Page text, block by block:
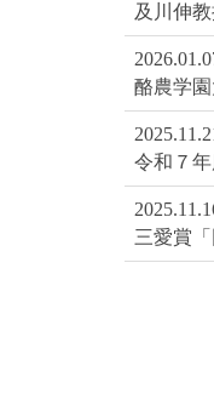
及川伸
酪農学
令和７
三愛賞